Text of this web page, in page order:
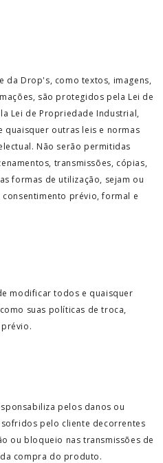
Drop's, como textos, imagens,
são protegidos pela Lei de
Lei de Propriedade Industrial,
quaisquer outras leis e normas
Não serão permitidas
transmissões, cópias,
formas de utilização, sejam ou
prévio, formal e
modificar todos e quaisquer
suas políticas de troca,
pelos danos ou
pelo cliente decorrentes
ou bloqueio nas transmissões de
compra do produto.